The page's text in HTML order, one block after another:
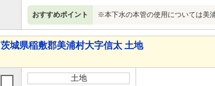
おすすめポイント ※本下水の本管の使用については美
茨城県稲敷郡美浦村大字信太 土地
土地